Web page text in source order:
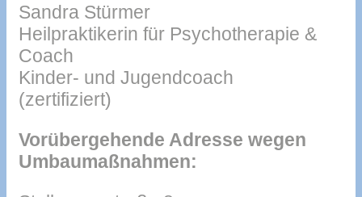
Sandra Stürmer
Heilpraktikerin für Psychotherapie &
Coach
Kinder- und Jugendcoach
(zertifiziert)
Vorübergehende Adresse wegen
Umbaumaßnahmen: